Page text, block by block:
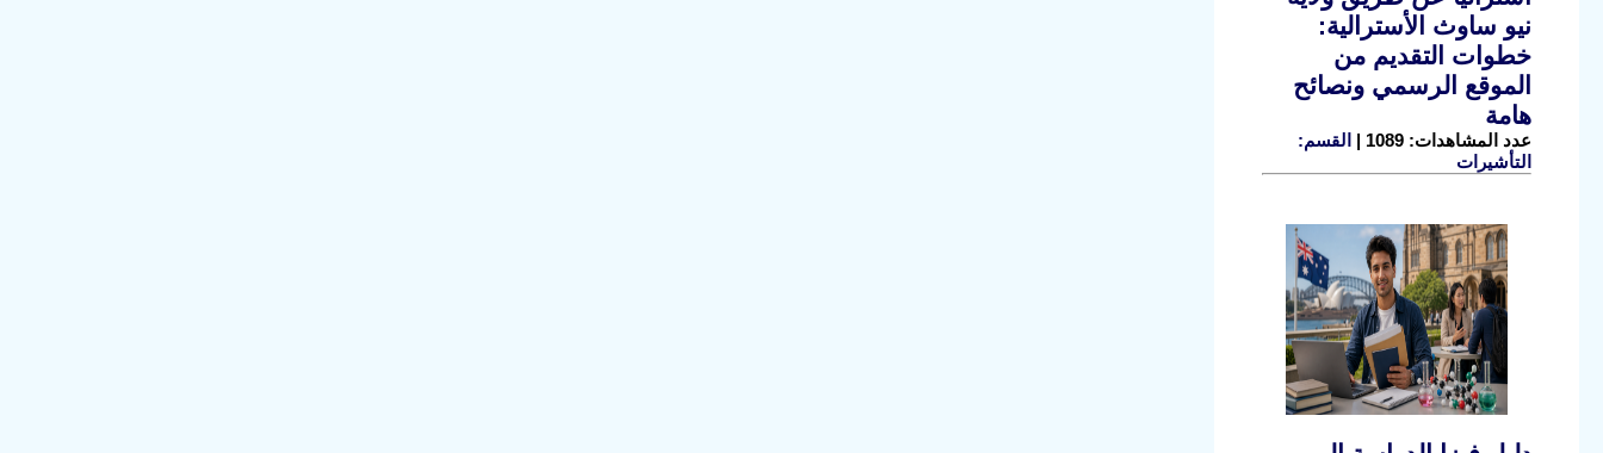
نيو ساوث الأسترالية:
خطوات التقديم من
الموقع الرسمي ونصائح
هامة
عدد المشاهدات: 1089 |
القسم:
التأشيرات